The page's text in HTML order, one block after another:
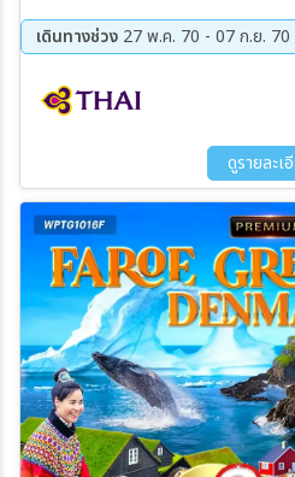
ลากเลื่อน - เรือล่องชมธารน้ำแข็งอีกิ
- ขับรถ UTV - ฟยอร์ดทาซิอุซ - กิจกรร
– จุดประวัติศาสตร์เซอเมอร์มิอูท - นูค(
ปลาวาฬ - ล่องเรือ “Icefjord cruise
เดินทางช่วง 27 พ.ค. 70 - 07 ก.ย. 70
14 ก.ค. 70 - 27 ก.ค. 70
25 ส.ค. 70 - 07 ก.ย. 70
ดูรายละเ